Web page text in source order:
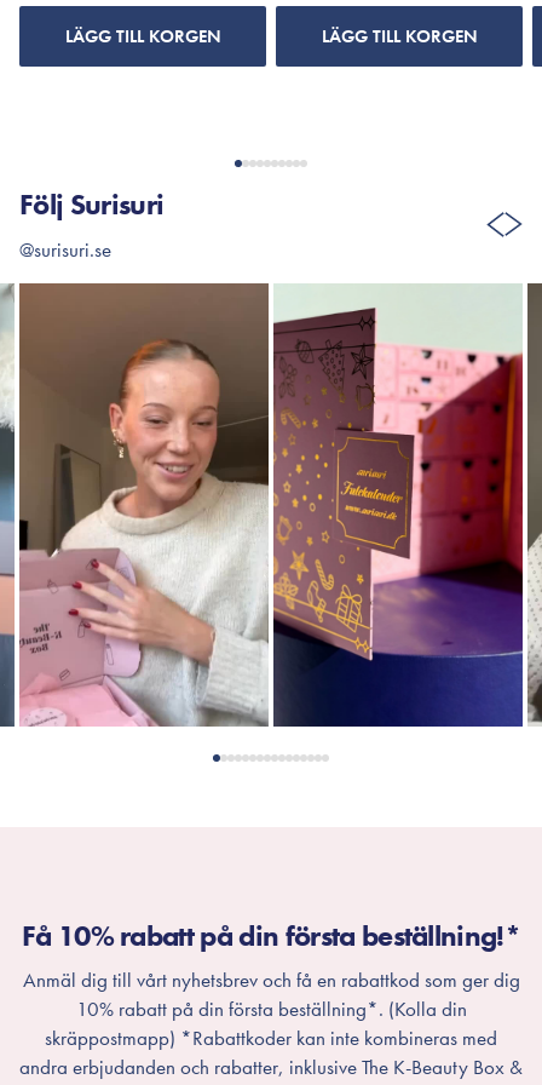
LÄGG TILL KORGEN LÄGG TILL KORGEN
Följ Surisuri
@surisuri.se
Få 10% rabatt på din första beställning!*
Anmäl dig till vårt nyhetsbrev och få en rabattkod som ger dig
10% rabatt på din första beställning*. (Kolla din
skräppostmapp) *Rabattkoder kan inte kombineras med
andra erbjudanden och rabatter, inklusive The K-Beauty Box &